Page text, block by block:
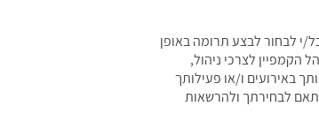
י לבחור לבצע תרומה באופן
הקמפיין לצרכי ניהול,
באירועים ו/או פעילותך
לבחירתך ולהרשאות